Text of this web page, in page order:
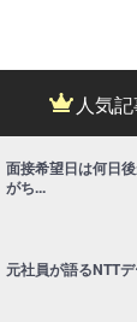
人気
面接希望日は何日
がち...
元社員が語るNTT